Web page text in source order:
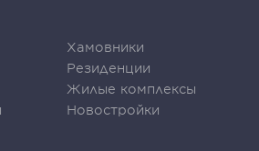
Хамовники
Резиденции
Жилые комплексы
Новостройки